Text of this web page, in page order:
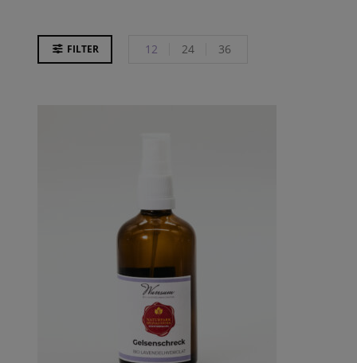
FILTER 12 24 36